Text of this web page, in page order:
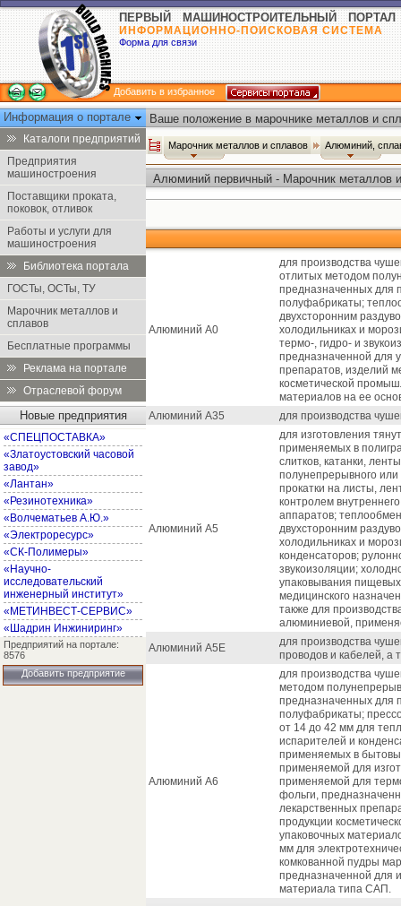
ПЕРВЫЙ МАШИНОСТРОИТЕЛЬНЫЙ ПОРТАЛ
ИНФОРМАЦИОННО-ПОИСКОВАЯ СИСТЕМА
Форма для связи
Добавить в избранное
Информация о портале
Каталоги предприятий
Предприятия
машиностроения
Поставщики проката,
поковок, отливок
Работы и услуги для
машиностроения
Библиотека портала
ГОСТы, ОСТы, ТУ
Марочник металлов и
сплавов
Бесплатные программы
Реклама на портале
Отраслевой форум
Новые предприятия
«СПЕЦПОСТАВКА»
«Златоустовский часовой
завод»
«Лантан»
«Резинотехника»
«Волчематьев А.Ю.»
«Электроресурс»
«СК-Полимеры»
«Научно-
исследовательский
инженерный институт»
«МЕТИНВЕСТ-СЕРВИС»
«Шадрин Инжиниринг»
Предприятий на портале:
8576
Добавить предприятие
Ваше положение в марочнике металлов и
Марочник металлов и сплавов Алюминий,
Алюминий первичный - Марочник металлов
Алюминий А0
для производства
отлитых методом
предназначенных для
полуфабрикаты;
двухсторонним
холодильниках и
термо-, гидро- и
предназначенной для
препаратов, изделий
косметической
материалов на ее
Алюминий А35
для производства
Алюминий А5
для изготовления
применяемых в
слитков, катанки,
полунепрерывного
прокатки на листы,
контролем
аппаратов;
двухсторонним
холодильниках и
конденсаторов;
звукоизоляции;
упаковывания
медицинского
также для
алюминиевой,
Алюминий А5Е
для производства
проводов и кабелей, а
Алюминий А6
для производства
методом
предназначенных для
полуфабрикаты;
от 14 до 42 мм для
испарителей и
применяемых в
применяемой для
применяемой для
фольги,
лекарственных
продукции
упаковочных
мм для
комкованной пудры
предназначенной для
материала типа САП.